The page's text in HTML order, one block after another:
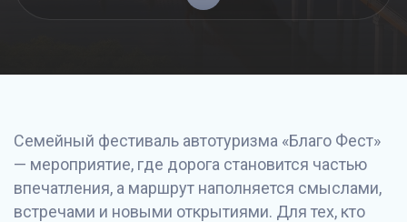
Семейный фестиваль автотуризма «Благо Фест»
— мероприятие, где дорога становится частью
впечатления, а маршрут наполняется смыслами,
встречами и новыми открытиями. Для тех, кто